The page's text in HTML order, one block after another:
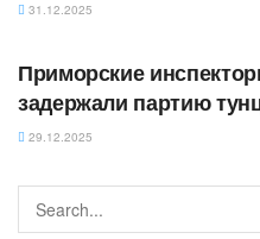
31.12.2025
Приморские
задержали партию
29.12.2025